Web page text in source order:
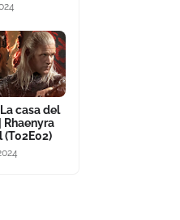
casa del
Rhaenyra
(T02E02)